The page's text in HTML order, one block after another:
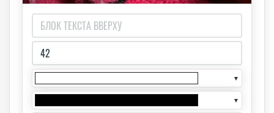
▼
▼